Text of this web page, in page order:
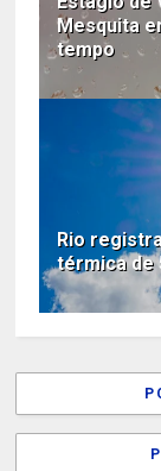
Mesquita
tempo
Rio
térmica de